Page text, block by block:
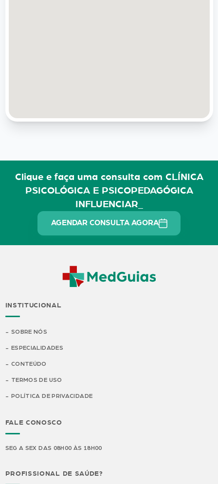
Clique e faça uma consulta com CLÍNICA
PSICOLÓGICA E PSICOPEDAGÓGICA
INFLUENCIAR_
AGENDAR CONSULTA AGORA
INSTITUCIONAL
SOBRE NÓS
ESPECIALIDADES
CONTEÚDO
TERMOS DE USO
POLÍTICA DE PRIVACIDADE
FALE CONOSCO
SEG A SEX DAS 08H00 ÀS 18H00
PROFISSIONAL DE SAÚDE?